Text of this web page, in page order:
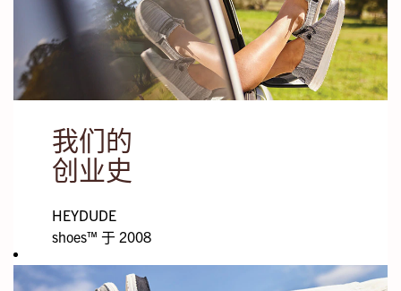
发现身边美好时
刻之人。如果您
正是如此，欢迎
浏览 HEYDUDE
的空缺职位，寻
位。
我们的
创业史
HEYDUDE
shoes™ 于 2008
立，并于 2010